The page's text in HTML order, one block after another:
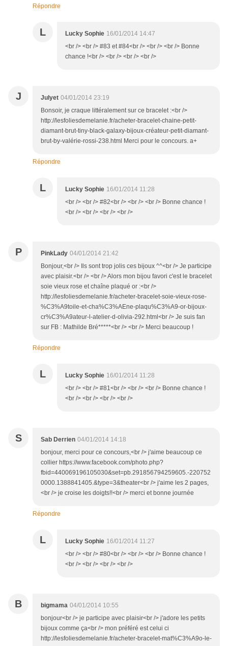
Répondre
L Lucky Sophie 16/01/2014 14:47
<br /> <br /> #83 et #84<br /> <br /> <br /> Bonne
chance !<br /> <br /> <br /> <br />
J Julyet 04/01/2014 23:19
Bonsoir, je craque littéralement sur ce bracelet :<br />
http://lesfoliesdemelanie.fr/acheter-bracelet-chaine-petit-
diamant-brut-tiny-black-galaxy-bijoux-créateur-petit-diamant-
brut-by-valérie-rossi-238.html Merci pour le concours. a+
Répondre
L Lucky Sophie 16/01/2014 11:28
<br /> <br /> #82<br /> <br /> <br /> Bonne chance !
<br /> <br /> <br /> <br />
P PinkLady 04/01/2014 21:42
Bonjour,<br /> Ils sont trop jolis ces bijoux ^^<br /> Je participe
avec plaisir.<br /> <br /> Alors mon bijou favori c'est le bracelet
soie vieux rose et chaîne plaqué or :<br />
http://lesfoliesdemelanie.fr/acheter-bracelet-soie-vieux-rose-
%C3%A9toile-et-cha%C3%AEne-plaqu%C3%A9-or-bijoux-
cr%C3%A9ateur-l-atelier-d-olivia-292.html<br /> Je suis fan
sur FB : Mathilde Bré*****<br /> <br /> Merci beaucoup !
Répondre
L Lucky Sophie 16/01/2014 11:28
<br /> <br /> #81<br /> <br /> <br /> Bonne chance !
<br /> <br /> <br /> <br />
S Sab Derrien 04/01/2014 14:18
bonjour, merci pour ce concours,<br /> j'aime beaucoup ce
collier https://www.facebook.com/photo.php?
fbid=440069196105030&set=pb.291856794259605.-220752
0000.1388841405.&type=3&theater<br /> j'aime les 2 pages,
<br /> je croise les doigts!!<br /> merci et bonne journée
Répondre
L Lucky Sophie 16/01/2014 11:27
<br /> <br /> #80<br /> <br /> <br /> Bonne chance !
<br /> <br /> <br /> <br />
B bigmama 04/01/2014 10:55
bonjour<br /> je participe avec plaisir<br /> j'adore les petits
bijoux comme ça<br /> mon préféré est celui ci
http://lesfoliesdemelanie.fr/acheter-bracelet-mat%C3%A9o-le-